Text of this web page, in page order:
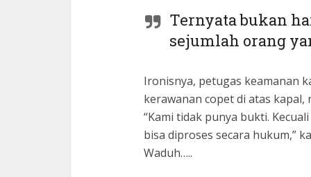
Ternyata bukan
sejumlah orang
Ironisnya, petugas keamanan
kerawanan copet di atas kapal,
“Kami tidak punya bukti.
bisa diproses secara hukum,”
Waduh…..